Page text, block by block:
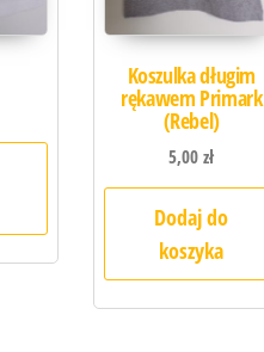
Koszulka długim
rękawem Primark
(Rebel)
5,00zł
Dodaj do
koszyka